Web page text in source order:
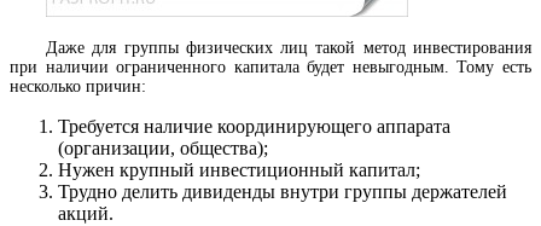
Даже для группы физических лиц такой метод инвестирования
при наличии ограниченного капитала будет невыгодным. Тому есть
несколько причин:
Требуется наличие координирующего аппарата
(организации, общества);
Нужен крупный инвестиционный капитал;
Трудно делить дивиденды внутри группы держателей
акций.